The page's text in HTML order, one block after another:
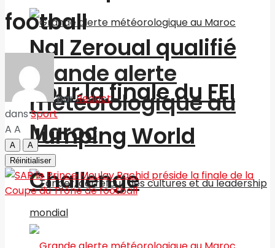
Grande alerte
météorologique au
Maroc
Nal Zeroual qualifié
pour la finale du FEI
Jumping World
Challenge
football
parRedact
dans Sport
A A
A
A
Réinitialiser